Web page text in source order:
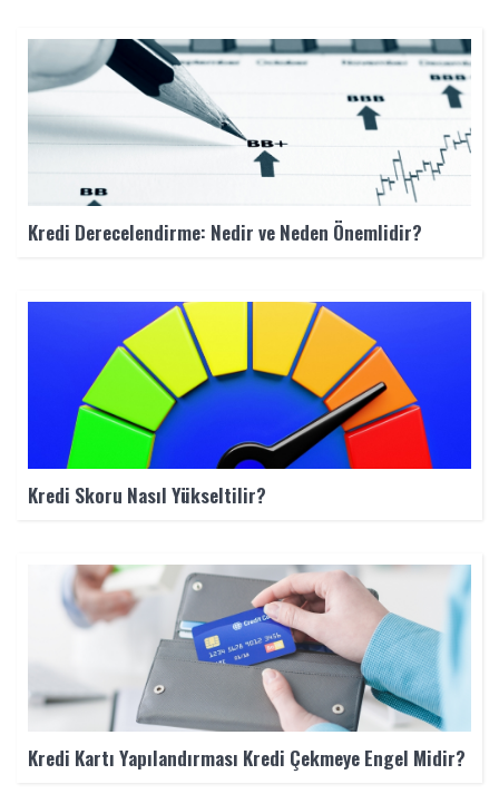
Kredi Derecelendirme: Nedir ve Neden Önemlidir?
Kredi Skoru Nasıl Yükseltilir?
Kredi Kartı Yapılandırması Kredi Çekmeye Engel Midir?